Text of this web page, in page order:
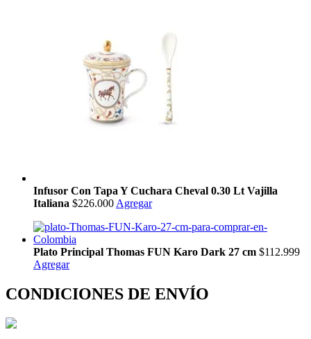
Infusor Con Tapa Y Cuchara Cheval 0.30 Lt Vajilla
Italiana $226.000 Agregar
Plato Principal Thomas FUN Karo Dark 27 cm $112.999
Agregar
CONDICIONES DE ENVÍO